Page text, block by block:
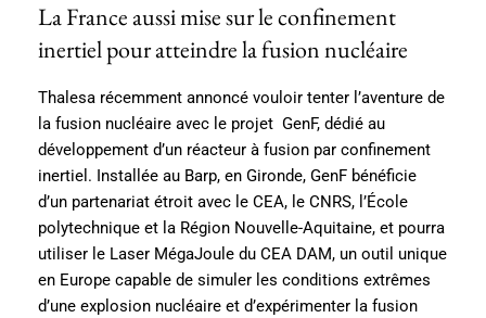
La France aussi mise sur le confinement
inertiel pour atteindre la fusion nucléaire
Thalesa récemment annoncé vouloir tenter l’aventure de
la fusion nucléaire avec le projet GenF, dédié au
développement d’un réacteur à fusion par confinement
inertiel. Installée au Barp, en Gironde, GenF bénéficie
d’un partenariat étroit avec le CEA, le CNRS, l’École
polytechnique et la Région Nouvelle-Aquitaine, et pourra
utiliser le Laser MégaJoule du CEA DAM, un outil unique
en Europe capable de simuler les conditions extrêmes
d’une explosion nucléaire et d’expérimenter la fusion